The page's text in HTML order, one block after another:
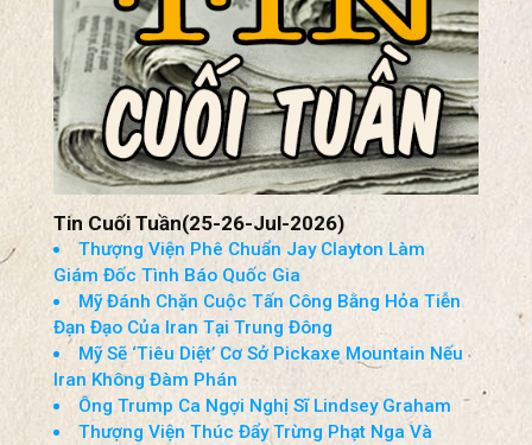
Tin Cuối Tuần(25-26-Jul-2026)
Thượng Viện Phê Chuẩn Jay Clayton Làm
Giám Đốc Tình Báo Quốc Gia
Mỹ Đánh Chặn Cuộc Tấn Công Bằng Hỏa Tiễn
Đạn Đạo Của Iran Tại Trung Đông
Mỹ Sẽ ‘Tiêu Diệt’ Cơ Sở Pickaxe Mountain Nếu
Iran Không Đàm Phán
Ông Trump Ca Ngợi Nghị Sĩ Lindsey Graham
Thượng Viện Thúc Đẩy Trừng Phạt Nga Và